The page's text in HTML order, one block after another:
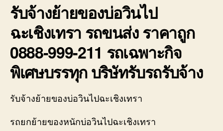
รับจ้างย้ายของบ่อวินไป
ฉะเชิงเทรา รถขนส่ง ราคาถูก
0888-999-211 รถเฉพาะกิจ
พิเศษบรรทุก บริษัทรับรถรับจ้าง
รับจ้างย้ายของบ่อวินไปฉะเชิงเทรา
รถยกย้ายของหนักบ่อวินไปฉะเชิงเทรา